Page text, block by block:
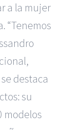
a la mujer
“Tenemos
destaca
su
modelos